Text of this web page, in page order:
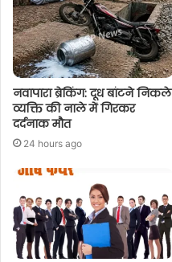
नवापारा ब्रेकिंग: दूध बांटने निकले
व्यक्ति की नाले में गिरकर
दर्दनाक मौत
24 hours ago